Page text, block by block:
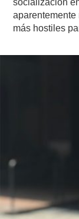
socialización
más hostiles